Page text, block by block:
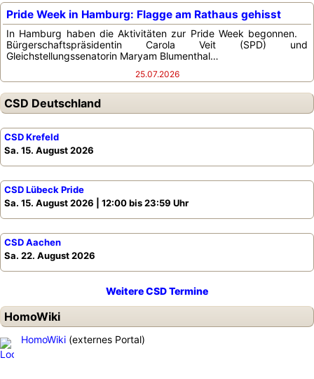
Pride Week in Hamburg: Flagge am Rathaus gehisst
In Hamburg haben die Aktivitäten zur Pride Week begonnen.
Bürgerschaftspräsidentin Carola Veit (SPD) und
Gleichstellungssenatorin Maryam Blumenthal…
25.07.2026
CSD Deutschland
CSD Krefeld
Sa. 15. August 2026
CSD Lübeck Pride
Sa. 15. August 2026 | 12:00 bis 23:59 Uhr
CSD Aachen
Sa. 22. August 2026
Weitere CSD Termine
HomoWiki
HomoWiki (externes Portal)